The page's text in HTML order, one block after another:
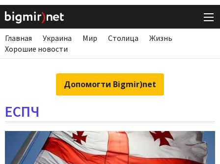
Главная Украина Мир Столица
Жизнь
Хорошие новости
Допомогти Bigmir)net
ЕСПЧ